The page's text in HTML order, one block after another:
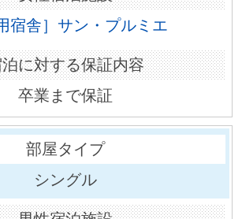
宿舎］サン・プルミエ
卒業まで保証
シングル